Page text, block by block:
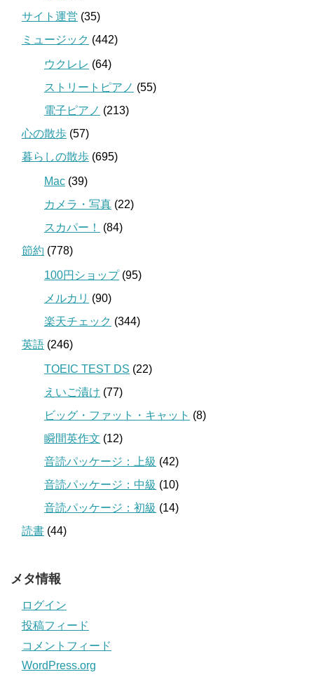
サイト運営 (35)
ミュージック (442)
ウクレレ (64)
ストリートピアノ (55)
電子ピアノ (213)
心の散歩 (57)
暮らしの散歩 (695)
Mac (39)
カメラ・写真 (22)
スカパー！
(84)
節約 (778)
100円ショップ(95)
メルカリ (90)
楽天チェック (344)
英語 (246)
TOEIC TEST DS (22)
えいご漬け (77)
ビッグ・ファット・キャット (8)
瞬間英作文 (12)
音読パッケージ：上級 (42)
音読パッケージ：中級 (10)
音読パッケージ：初級 (14)
読書 (44)
メタ情報
ログイン
投稿フィード
コメントフィード
WordPress.org